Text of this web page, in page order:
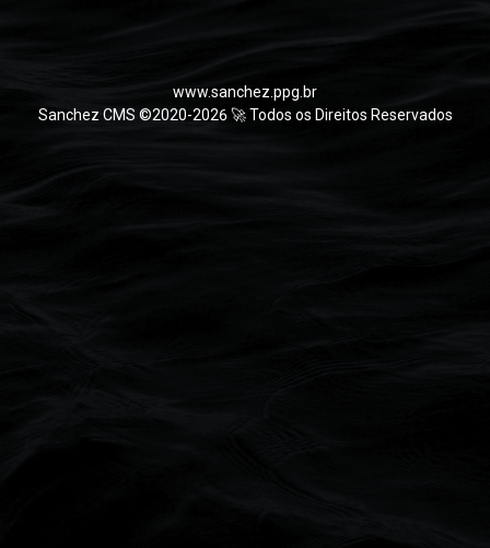
www.sanchez.ppg.br
Sanchez CMS ©2020-2026 🚀 Todos os Direitos Reservados